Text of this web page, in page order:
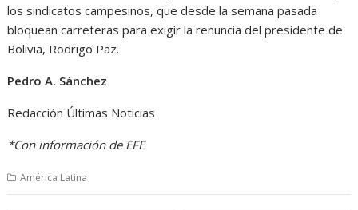
los sindicatos campesinos, que desde la semana pasada
bloquean carreteras para exigir la renuncia del presidente de
Bolivia, Rodrigo Paz.
Pedro A. Sánchez
Redacción Últimas Noticias
*Con información de EFE
América Latina